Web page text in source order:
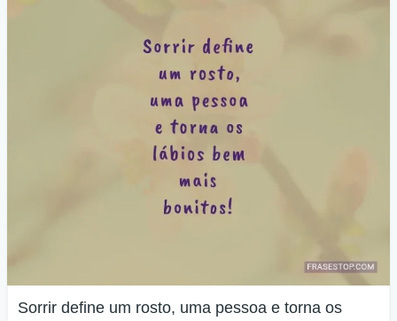
Sorrir define um rosto, uma pessoa e torna os